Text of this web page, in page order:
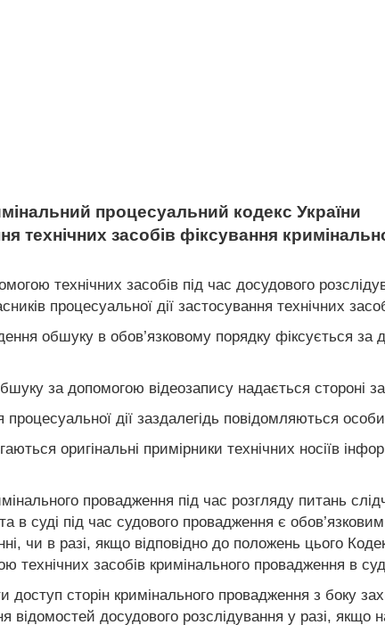
процесуальний кодекс України
технічних засобів фіксування
технічних засобів під час досудового
процесуальної дії застосування технічних
обшуку в обов’язковому порядку фіксується за
за допомогою відеозапису надається стороні
дії заздалегідь повідомляються
оригінальні примірники технічних носіїв
провадження під час розгляду питань
в суді під час судового провадження є
чи в разі, якщо відповідно до положень цього
технічних засобів кримінального провадження в
сторін кримінального провадження з боку
досудового розслідування у разі, якщо